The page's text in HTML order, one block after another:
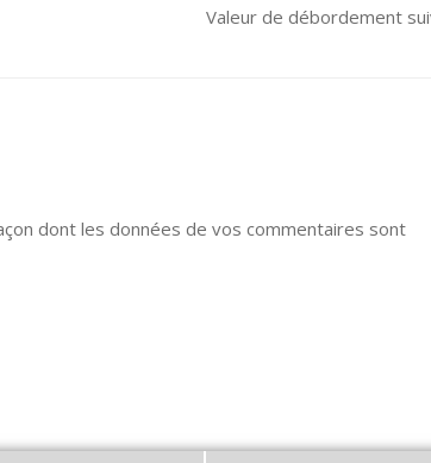
Valeur de débordement
dont les données de vos commentaires sont